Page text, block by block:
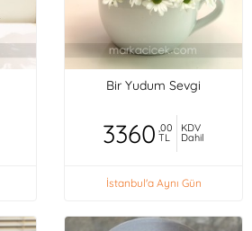
Bir Yudum Sevgi
3360 ,00
TL
KDV
Dahil
İstanbul'a Aynı Gün